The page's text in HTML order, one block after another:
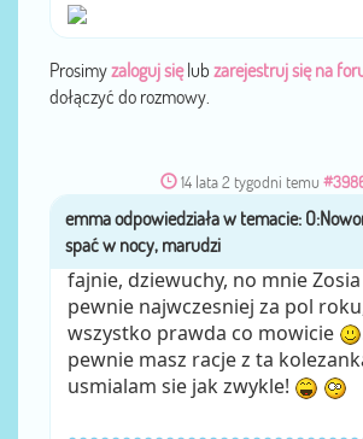
Prosimyzaloguj sięlub zarejestruj się na
dołączyć do rozmowy.
14 lata 2 tygodni temu
przezemma
fajnie, dziewuchy, no mnie
pewnie najwczesniej za pol
wszystko prawda co mowicie
pewnie masz racje z ta
usmialam sie jak zwykle!